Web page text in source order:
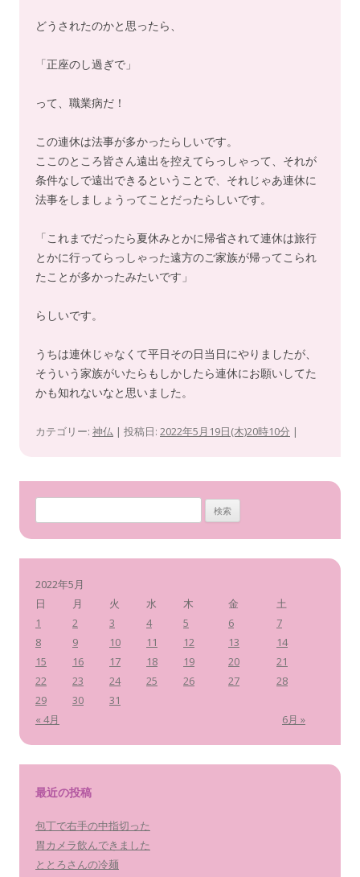
どうされたのかと思ったら、
「正座のし過ぎで」
って、職業病だ！
この連休は法事が多かったらしいです。
ここのところ皆さん遠出を控えてらっしゃって、それが
条件なしで遠出できるということで、それじゃあ連休に
法事をしましょうってことだったらしいです。
「これまでだったら夏休みとかに帰省されて連休は旅行
とかに行ってらっしゃった遠方のご家族が帰ってこられ
たことが多かったみたいです」
らしいです。
うちは連休じゃなくて平日その日当日にやりましたが、
そういう家族がいたらもしかしたら連休にお願いしてた
かも知れないなと思いました。
カテゴリー: 神仏 | 投稿日: 2022年5月19日(木)20時10分 |
索
2022年5月
日
月 火 水 木 金 土
« 4月 6月 »
1 2 3 4 5 6
7
8
9 10 11 12 13
14
15
16 17 18 19 20
21
22
23 24 25 26 27
28
29
30 31
最近の投稿
包丁で右手の中指切った
胃カメラ飲んできました
ととろさんの冷麺